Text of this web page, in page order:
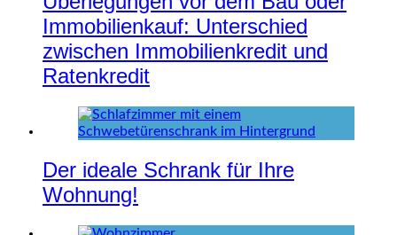
Immobilienkauf: Unterschied
zwischen Immobilienkredit und
Ratenkredit
Der ideale Schrank für Ihre
Wohnung!